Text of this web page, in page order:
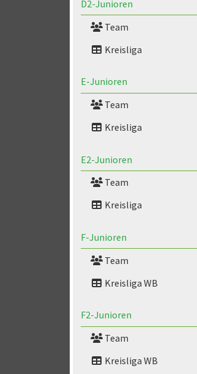
D2-Junioren
Team
Kreisliga
E-Junioren
Team
Kreisliga
E2-Junioren
Team
Kreisliga
F-Junioren
Team
Kreisliga WB
F2-Junioren
Team
Kreisliga WB